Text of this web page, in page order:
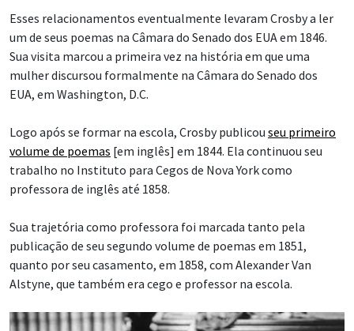
Esses relacionamentos eventualmente levaram Crosby a ler
um de seus poemas na Câmara do Senado dos EUA em 1846.
Sua visita marcou a primeira vez na história em que uma
mulher discursou formalmente na Câmara do Senado dos
EUA, em Washington, D.C.
Logo após se formar na escola, Crosby publicou seu primeiro
volume de poemas [em inglês] em 1844. Ela continuou seu
trabalho no Instituto para Cegos de Nova York como
professora de inglês até 1858.
Sua trajetória como professora foi marcada tanto pela
publicação de seu segundo volume de poemas em 1851,
quanto por seu casamento, em 1858, com Alexander Van
Alstyne, que também era cego e professor na escola.